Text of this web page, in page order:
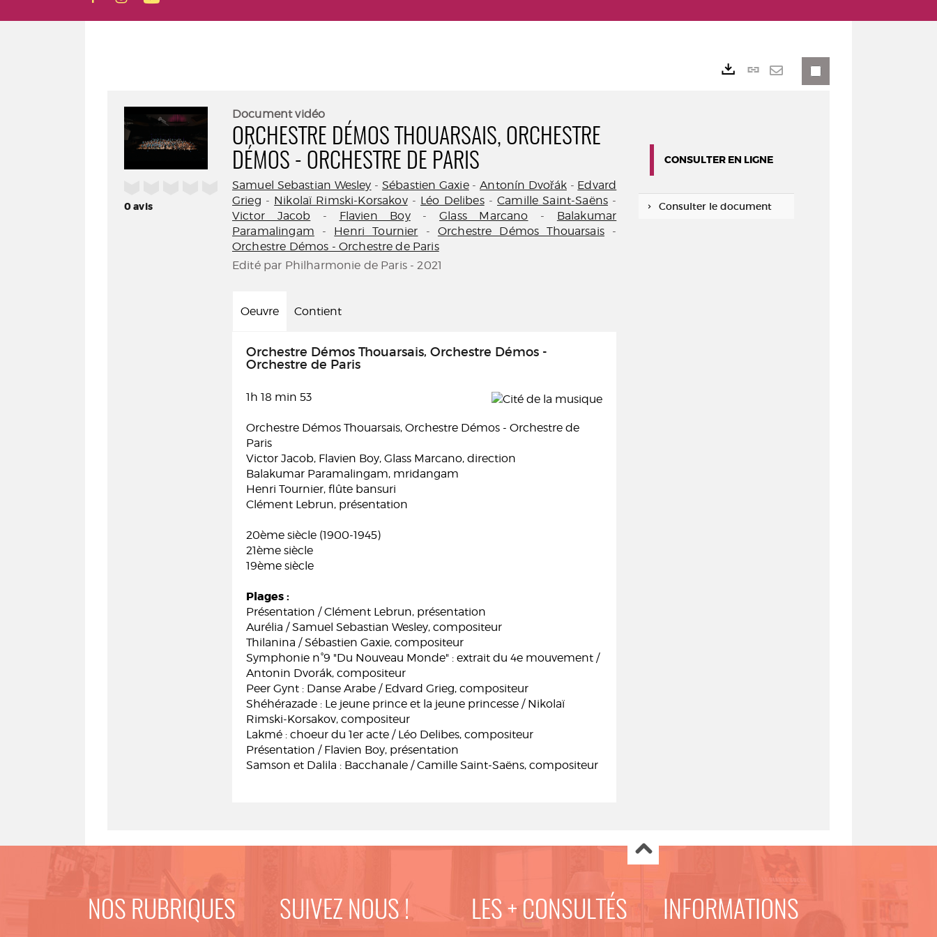
0avis
Document vidéo
ORCHESTRE DÉMOS THOUARSAIS, ORCHESTRE
DÉMOS - ORCHESTRE DE PARIS
Samuel Sebastian Wesley - Sébastien Gaxie-Antonín Dvořák- Edvard
Grieg - Nikolaï Rimski-Korsakov- Léo Delibes-Camille Saint-Saëns -
Victor Jacob - Flavien Boy-Glass Marcano - Balakumar
Paramalingam - Henri Tournier - Orchestre Démos Thouarsais-
Orchestre Démos - Orchestre de Paris
Edité par Philharmonie de Paris - 2021
Oeuvre Contient
Orchestre Démos Thouarsais, Orchestre Démos -
Orchestre de Paris
1h 18 min 53
Orchestre Démos Thouarsais, Orchestre Démos - Orchestre de
Paris
Victor Jacob, Flavien Boy, Glass Marcano, direction
Balakumar Paramalingam, mridangam
Henri Tournier, flûte bansuri
Clément Lebrun, présentation
20ème siècle (1900-1945)
21ème siècle
19ème siècle
Plages :
Présentation / Clément Lebrun, présentation
Aurélia / Samuel Sebastian Wesley, compositeur
Thilanina / Sébastien Gaxie, compositeur
Symphonie n°9 "Du Nouveau Monde" : extrait du 4e mouvement /
Antonin Dvorák, compositeur
Peer Gynt : Danse Arabe / Edvard Grieg, compositeur
Shéhérazade : Le jeune prince et la jeune princesse / Nikolaï
Rimski-Korsakov, compositeur
Lakmé : choeur du 1er acte / Léo Delibes, compositeur
Présentation / Flavien Boy, présentation
Samson et Dalila : Bacchanale / Camille Saint-Saëns, compositeur
Lien
CONSULTER EN LIGNE
Consulter le document
NOS RUBRIQUES SUIVEZ NOUS ! LES + CONSULTÉS INFORMATIONS